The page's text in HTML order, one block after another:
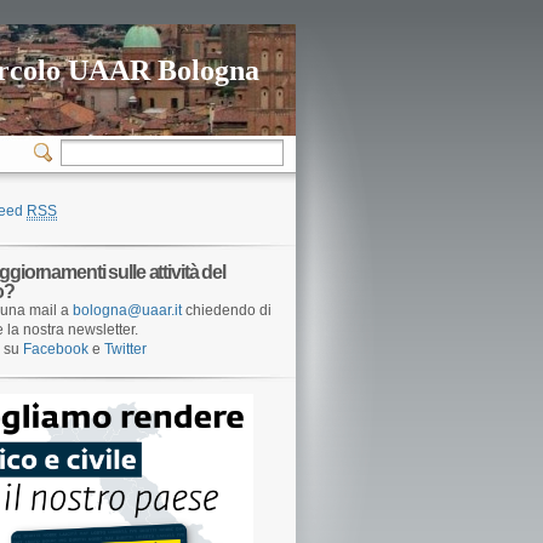
UAAR Bologna
RSS
sulle attività del
mail a bologna@uaar.itchiedendo di
la nostra newsletter.
su Facebook e Twitter